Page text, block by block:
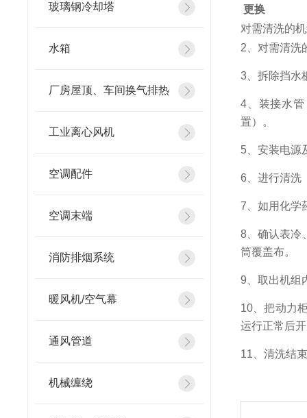
玻璃钢冷却塔
水箱
厂房屋顶、车间换气排热
工业离心风机
空调配件
空调末端
消防排烟系统
暖风机/空气幕
通风管道
机械缠绕
更换
对需清洗的
2 、对需清
3 、拆除挡
4 、装接水
置）。
5 、安装电
6 、进行清
7 、如用化
8 、确认表
筒覆盖布。
9 、取出机
10 、把动力
运行正常后
11 、清